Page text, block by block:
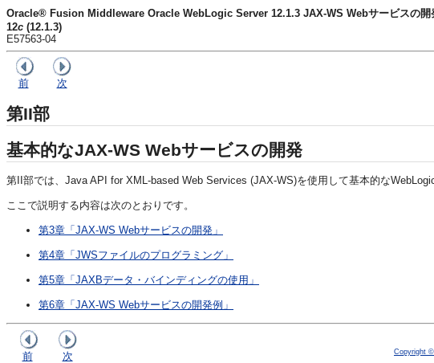
Oracle® Fusion Middleware Oracle WebLogic Server 12.1.3 JAX-WS Webサービスの開
12c (12.1.3)
E57563-04
前 次
第II部
基本的なJAX-WS Webサービスの開発
第II部では、Java API for XML-based Web Services (JAX-WS)を使用して基本的な
ここで説明する内容は次のとおりです。
第3章「JAX-WS Webサービスの開発」
第4章「JWSファイルのプログラミング」
第5章「JAXBデータ・バインディングの使用」
第6章「JAX-WS Webサービスの開発例」
前 次 Copyright